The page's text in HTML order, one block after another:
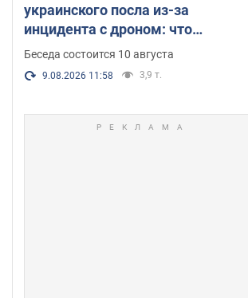
украинского посла из-за
инцидента с дроном: что
произошло
Беседа состоится 10 августа
9.08.2026 11:58 3,9 т.